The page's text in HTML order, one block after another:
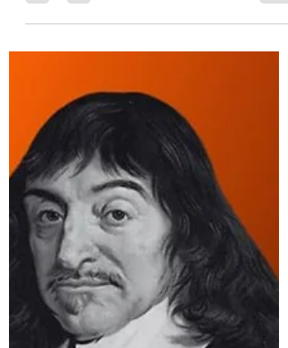
transforma em uma terra sem lei. O cheiro
forte de...